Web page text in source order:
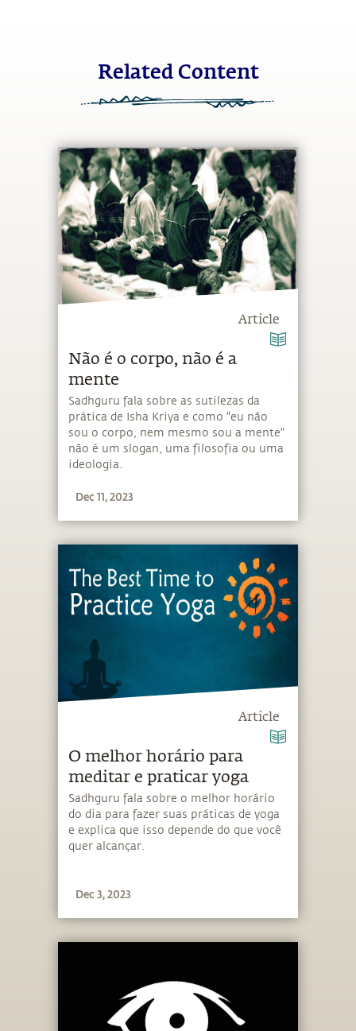
Related Content
Article
Não é o corpo, não é a
mente
Sadhguru fala sobre as sutilezas da
prática de Isha Kriya e como "eu não
sou o corpo, nem mesmo sou a mente"
não é um slogan, uma filosofia ou uma
ideologia.
Dec 11, 2023
Article
O melhor horário para
meditar e praticar yoga
Sadhguru fala sobre o melhor horário
do dia para fazer suas práticas de yoga
e explica que isso depende do que você
quer alcançar.
Dec 3, 2023